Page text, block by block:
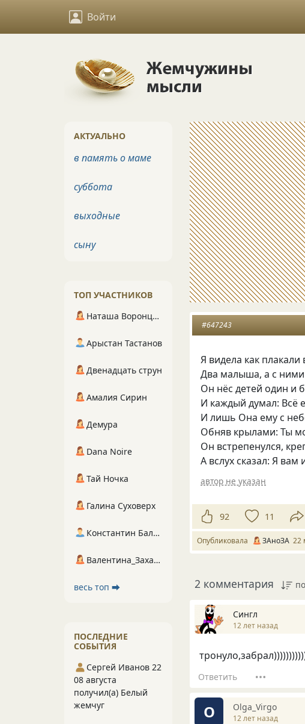
Войти
#647243
Я видела как
Два малыша, а с ними
Он нёс детей один и
И каждый думал: Всё
И лишь Она ему с
Обняв крылами: Ты
Он встрепенулся,
А вслух сказал: Я
автор не указан
92 11
Опубликовала ЗАноЗА 22
2 комментария
Сингл
12 лет назад
Ответить
O Olga_Virgo
12 лет назад
АКТУАЛЬНО
в память о маме
суббота
выходные
сыну
ТОП УЧАСТНИКОВ
Наташа Воронцова
Арыстан Тастанов
Двенадцать струн
Амалия Сирин
Демура
Dana Noire
Тай Ночка
Галина Суховерх
Константин Балухта
Валентина_Захарова
весь топ ⮕
ПОСЛЕДНИЕ
СОБЫТИЯ
Сергей Иванов 22
08 августа
получил(а) Белый
жемчуг